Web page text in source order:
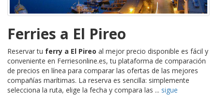
Ferries a El Pireo
Reservar tu ferry a El Pireo al mejor precio disponible es fácil y
conveniente en Ferriesonline.es, tu plataforma de comparación
de precios en línea para comparar las ofertas de las mejores
compañías marítimas. La reserva es sencilla: simplemente
selecciona la ruta, elige la fecha y compara las ... sigue